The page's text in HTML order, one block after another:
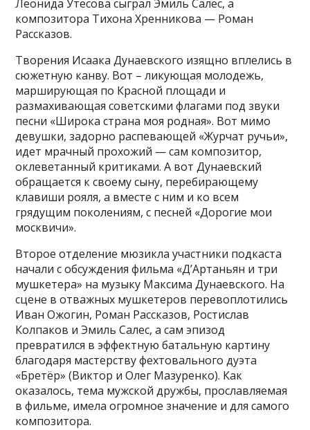
Леонида Утёсова сыграл Эмиль Салес, а
композитора Тихона Хренникова — Роман
Рассказов.
Творения Исаака Дунаевского изящно вплелись в
сюжетную канву. Вот – ликующая молодежь,
марширующая по Красной площади и
размахивающая советскими флагами под звуки
песни «Широка страна моя родная». Вот мимо
девушки, задорно распевающей «Журчат ручьи»,
идет мрачный прохожий — сам композитор,
оклеветанный критиками. А вот Дунаевский
обращается к своему сыну, перебирающему
клавиши рояля, а вместе с ним и ко всем
грядущим поколениям, с песней «Дорогие мои
москвичи».
Второе отделение мюзикла участники подкаста
начали с обсуждения фильма «Д’Артаньян и три
мушкетера» на музыку Максима Дунаевского. На
сцене в отважных мушкетеров перевоплотились
Иван Ожогин, Роман Рассказов, Ростислав
Колпаков и Эмиль Салес, а сам эпизод
превратился в эффектную батальную картину
благодаря мастерству фехтовального дуэта
«Бретёр» (Виктор и Олег Мазуренко). Как
оказалось, тема мужской дружбы, прославляемая
в фильме, имела огромное значение и для самого
композитора.